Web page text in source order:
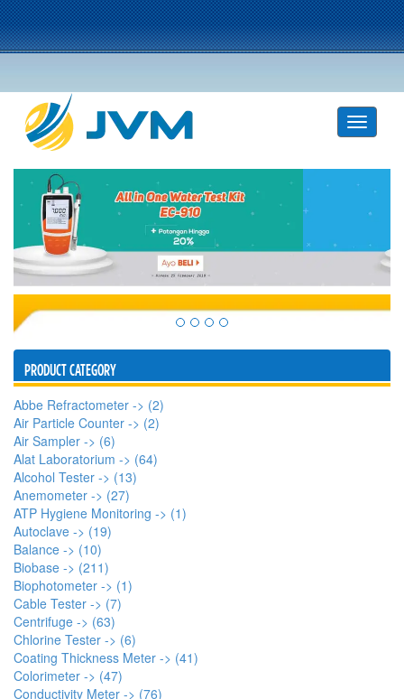
PRODUCT CATEGORY
Abbe Refractometer -> (2)
Air Particle Counter -> (2)
Air Sampler -> (6)
Alat Laboratorium -> (64)
Alcohol Tester -> (13)
Anemometer -> (27)
ATP Hygiene Monitoring -> (1)
Autoclave -> (19)
Balance -> (10)
Biobase -> (211)
Biophotometer -> (1)
Cable Tester -> (7)
Centrifuge -> (63)
Chlorine Tester -> (6)
Coating Thickness Meter -> (41)
Colorimeter -> (47)
Conductivity Meter -> (76)